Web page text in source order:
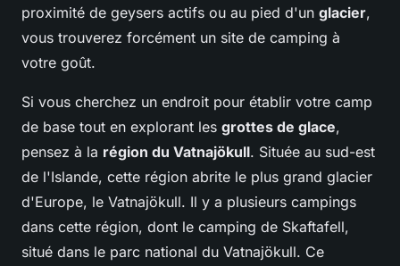
proximité de geysers actifs ou au pied d'un glacier,
vous trouverez forcément un site de camping à
votre goût.
Si vous cherchez un endroit pour établir votre camp
de base tout en explorant les grottes de glace,
pensez à la région du Vatnajökull. Située au sud-est
de l'Islande, cette région abrite le plus grand glacier
d'Europe, le Vatnajökull. Il y a plusieurs campings
dans cette région, dont le camping de Skaftafell,
situé dans le parc national du Vatnajökull. Ce